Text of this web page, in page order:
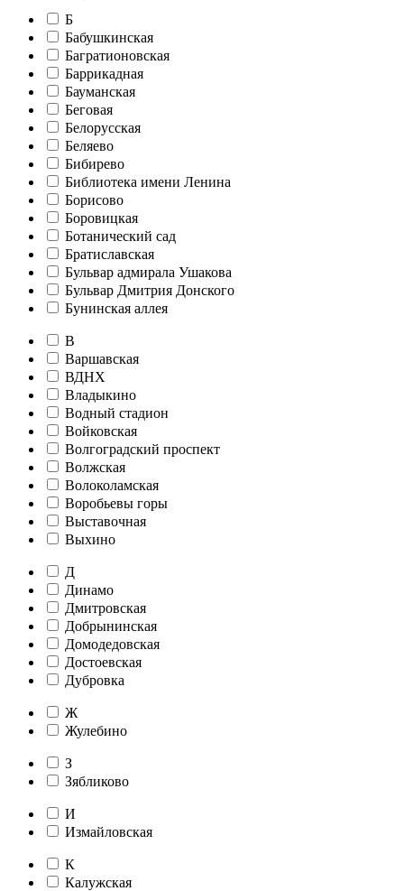
Б
Бабушкинская
Багратионовская
Баррикадная
Бауманская
Беговая
Белорусская
Беляево
Бибирево
Библиотека имени Ленина
Борисово
Боровицкая
Ботанический сад
Братиславская
Бульвар адмирала Ушакова
Бульвар Дмитрия Донского
Бунинская аллея
В
Варшавская
ВДНХ
Владыкино
Водный стадион
Войковская
Волгоградский проспект
Волжская
Волоколамская
Воробьевы горы
Выставочная
Выхино
Д
Динамо
Дмитровская
Добрынинская
Домодедовская
Достоевская
Дубровка
Ж
Жулебино
З
Зябликово
И
Измайловская
К
Калужская